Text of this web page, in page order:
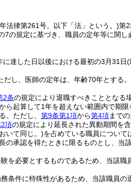
法律第261号。以下「法」という。)第
の規定に基づき、職員の定年等に関し
達した日以後における最初の3月31日(
だし、医師の定年は、年齢70年とする。
2条の規定により退職すべきこととなる
ら起算して1年を超えない範囲内で期
。 ただし、 第9条第1項から第4項まで
項の規定により延長された異動期間を
いて同じ。)を占めている職員について
の承認を得たときに限るものとし、
を必要とするものであるため、当該
条件に特殊性があるため、当該職員